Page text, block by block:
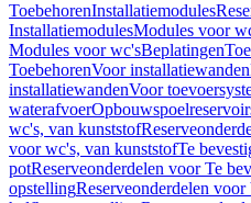
ToebehorenInstallatiemodules
InstallatiemodulesModules voor
Modules voor wc'sBeplatingen
ToebehorenVoor installatiewanden
installatiewandenVoor
waterafvoer
wc's, van kunststof
voor wc's, van kunststofTe
potReserveonderdelen voor Te
opstellingReserveonderdelen